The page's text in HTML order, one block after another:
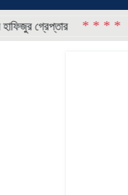
গ্রেপ্তার * * * * আগা